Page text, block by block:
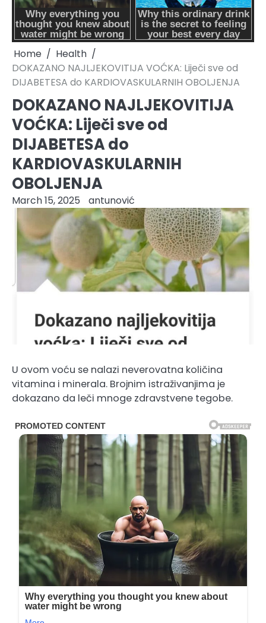
Home
Health
DOKAZANO NAJLJEKOVITIJA VOĆKA: Liječi sve od
DIJABETESA do KARDIOVASKULARNIH OBOLJENJA
DOKAZANO NAJLJEKOVITIJA
VOĆKA: Liječi sve od
DIJABETESA do
KARDIOVASKULARNIH
OBOLJENJA
March 15, 2025 antunović
U ovom voću se nalazi neverovatna količina
vitamina i minerala. Brojnim istraživanjima je
dokazano da leči mnoge zdravstvene tegobe.